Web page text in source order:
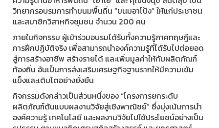
วิทยากรอบรมการทำขนมพื้นถิ่น “ขนมอาโป้ง” ให้แก่ประชาชน
และสมาชิกวิสาหกิจชุมชน จำนวน 200 คน
ภายในกิจกรรม ผู้เข้าร่วมอบรมได้รับทั้งความรู้ภาคทฤษฎีและ
การฝึกปฏิบัติจริง เพื่อสามารถนำองค์ความรู้ที่ได้รับไปต่อยอด
สู่การสร้างอาชีพ สร้างรายได้ และเพิ่มมูลค่าให้กับผลิตภัณฑ์
ท้องถิ่น อันเป็นการส่งเสริมเศรษฐกิจฐานรากให้มีความเข้ม
แข็งและเติบโตอย่างยั่งยืน
กิจกรรมดังกล่าวเป็นส่วนหนึ่งของ “โครงการยกระดับ
ผลิตภัณฑ์ต้นแบบผลงานวิจัยสู่เชิงพาณิชย์” ซึ่งมุ่งเน้นการนำ
องค์ความรู้ เทคโนโลยี และผลงานวิจัยไปใช้ประโยชน์อย่างเป็น